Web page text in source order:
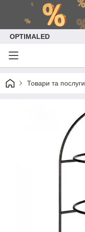
OPTIMALED
Товари та послуги